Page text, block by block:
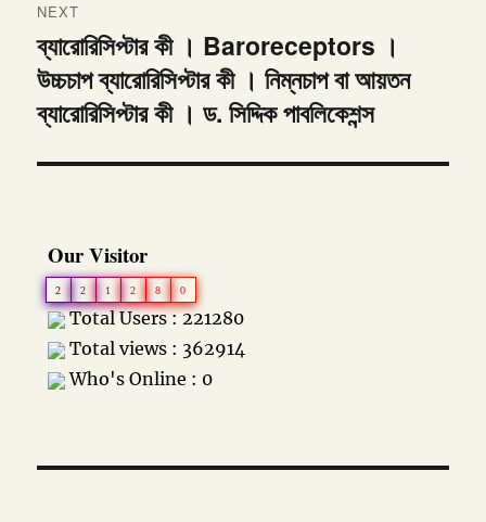
NEXT
Next
post:
ব্যারোরিসিপ্টার কী । Baroreceptors ।
উচ্চচাপ ব্যারোরিসিপ্টার কী । নিম্নচাপ বা আয়তন
ব্যারোরিসিপ্টার কী । ড. সিদ্দিক পাবলিকেশন্স
Our Visitor
2 2 1 2 8 0
Total Users : 221280
Total views : 362914
Who's Online : 0